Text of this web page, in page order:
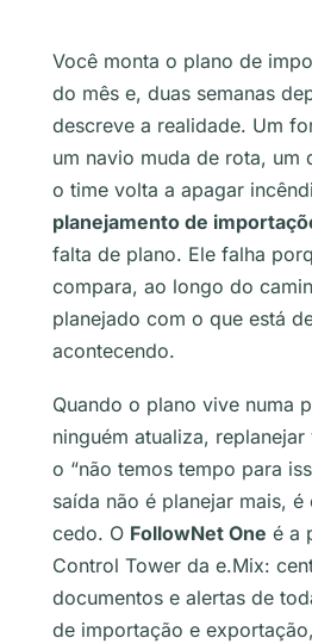
Você monta o plano de
do mês e, duas semanas
descreve a realidade. Um
um navio muda de rota, um
o time volta a apagar
planejamento de
falta de plano. Ele falha
compara, ao longo do
planejado com o que está
acontecendo.
Quando o plano vive numa
ninguém atualiza,
o “não temos tempo para
saída não é planejar mais,
cedo. O FollowNet One é a
Control Tower da e.Mix:
documentos e alertas de
de importação e